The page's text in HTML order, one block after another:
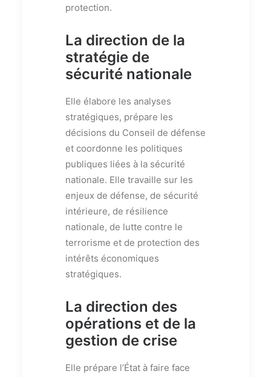
protection.
La direction de la
stratégie de
sécurité nationale
Elle élabore les analyses
stratégiques, prépare les
décisions du Conseil de défense
et coordonne les politiques
publiques liées à la sécurité
nationale. Elle travaille sur les
enjeux de défense, de sécurité
intérieure, de résilience
nationale, de lutte contre le
terrorisme et de protection des
intérêts économiques
stratégiques.
La direction des
opérations et de la
gestion de crise
Elle prépare l’État à faire face